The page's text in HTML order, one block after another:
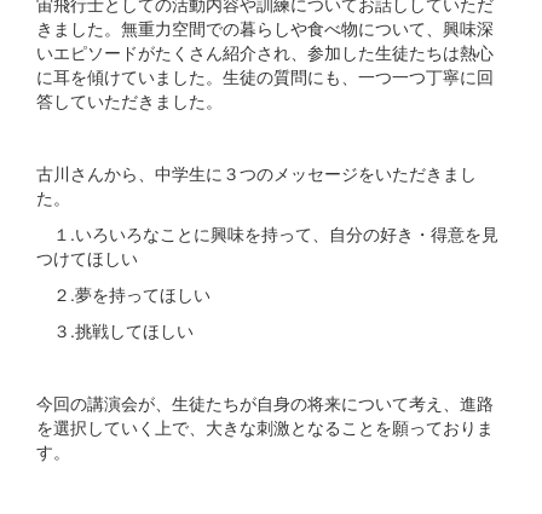
きました。無重力空間での暮らしや食べ物について、興味深
いエピソードがたくさん紹介され、参加した生徒たちは熱心
に耳を傾けていました。生徒の質問にも、一つ一つ丁寧に回
答していただきました。
古川さんから、中学生に３つのメッセージをいただきまし
た。
１.いろいろなことに興味を持って、自分の好き・得意を見
つけてほしい
２.夢を持ってほしい
３.挑戦してほしい
今回の講演会が、生徒たちが自身の将来について考え、進路
を選択していく上で、大きな刺激となることを願っておりま
す。